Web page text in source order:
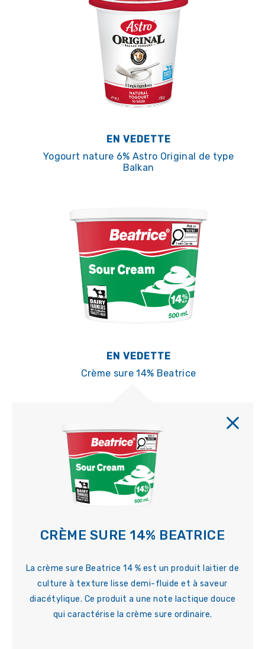
EN VEDETTE
Yogourt nature 6% Astro Original de type
Balkan
EN VEDETTE
Crème sure 14% Beatrice
CRÈME SURE 14% BEATRICE
La crème sure Beatrice 14 % est un produit laitier de
culture à texture lisse demi-fluide et à saveur
diacétylique. Ce produit a une note lactique douce
qui caractérise la crème sure ordinaire.